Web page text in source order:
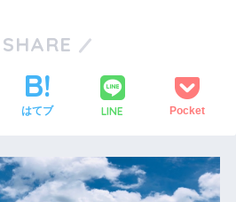
SHARE
はてブ LINE Pocket